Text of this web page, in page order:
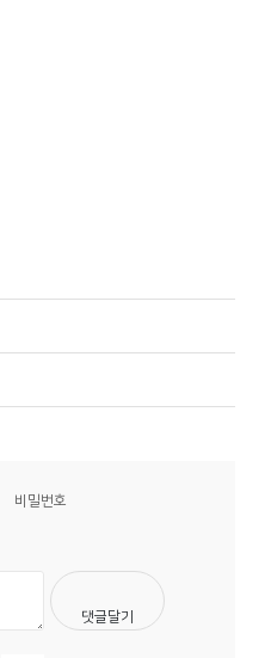
비밀번호